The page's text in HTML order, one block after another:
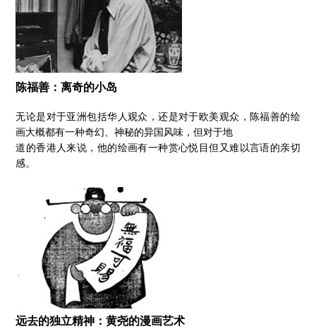
陈福善：离奇的小岛
无论是对于亚洲包括华人观众，还是对于欧美观众，陈福善的绘
画大概都有一种奇幻、神秘的异国风味，但对于地
道的香港人来说，他的绘画有一种赏心悦目但又难以言语的亲切
感。
远去的独立精神：黄尧的漫画艺术